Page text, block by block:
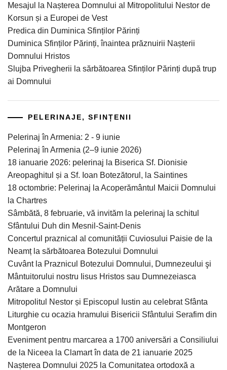
Mesajul la Nașterea Domnului al Mitropolitului Nestor de
Korsun și a Europei de Vest
Predica din Duminica Sfinților Părinți
Duminica Sfinților Părinți, înaintea prăznuirii Nașterii
Domnului Hristos
Slujba Privegherii la sărbătoarea Sfinților Părinți după trup
ai Domnului
PELERINAJE, SFINȚENII
Pelerinaj în Armenia: 2 - 9 iunie
Pelerinaj în Armenia (2–9 iunie 2026)
18 ianuarie 2026: pelerinaj la Biserica Sf. Dionisie
Areopaghitul și a Sf. Ioan Botezătorul, la Saintines
18 octombrie: Pelerinaj la Acoperământul Maicii Domnului
la Chartres
Sâmbătă, 8 februarie, vă invităm la pelerinaj la schitul
Sfântului Duh din Mesnil-Saint-Denis
Concertul praznical al comunității Cuviosului Paisie de la
Neamț la sărbătoarea Botezului Domnului
Cuvânt la Praznicul Botezului Domnului, Dumnezeului şi
Mântuitorului nostru Iisus Hristos sau Dumnezeiasca
Arătare a Domnului
Mitropolitul Nestor și Episcopul Iustin au celebrat Sfânta
Liturghie cu ocazia hramului Bisericii Sfântului Serafim din
Montgeron
Eveniment pentru marcarea a 1700 aniversări a Consiliului
de la Niceea la Clamart în data de 21 ianuarie 2025
Nașterea Domnului 2025 la Comunitatea ortodoxă a